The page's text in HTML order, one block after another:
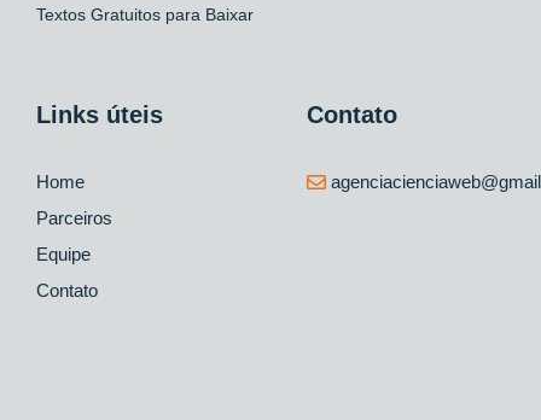
Textos Gratuitos para Baixar
Links úteis
Home
Parceiros
Equipe
Contato
Contato